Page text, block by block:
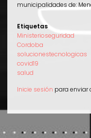
municipalidades de:
Etiquetas
Ministerioseguridad
Cordoba
solucionestecnologicas
covid19
salud
Inicie sesión para enviar